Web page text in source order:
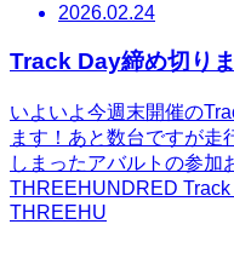
2026.02.24
Track Day締め切り
いよいよ今週末開催の
ます！あと数台ですが走
しまったアバルトの参加
THREEHUNDRED
THREEHU